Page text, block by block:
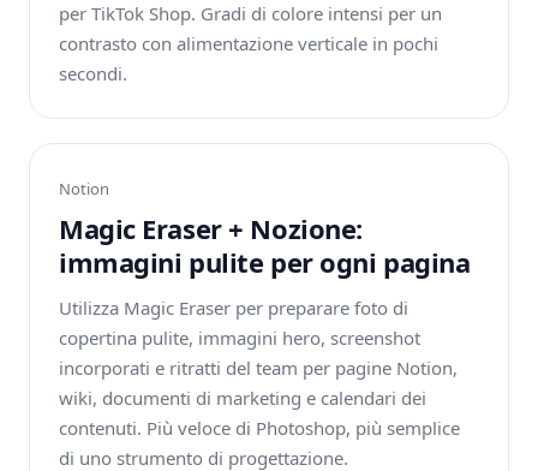
per TikTok Shop. Gradi di colore intensi per un
contrasto con alimentazione verticale in pochi
secondi.
Notion
Magic Eraser + Nozione:
immagini pulite per ogni pagina
Utilizza Magic Eraser per preparare foto di
copertina pulite, immagini hero, screenshot
incorporati e ritratti del team per pagine Notion,
wiki, documenti di marketing e calendari dei
contenuti. Più veloce di Photoshop, più semplice
di uno strumento di progettazione.